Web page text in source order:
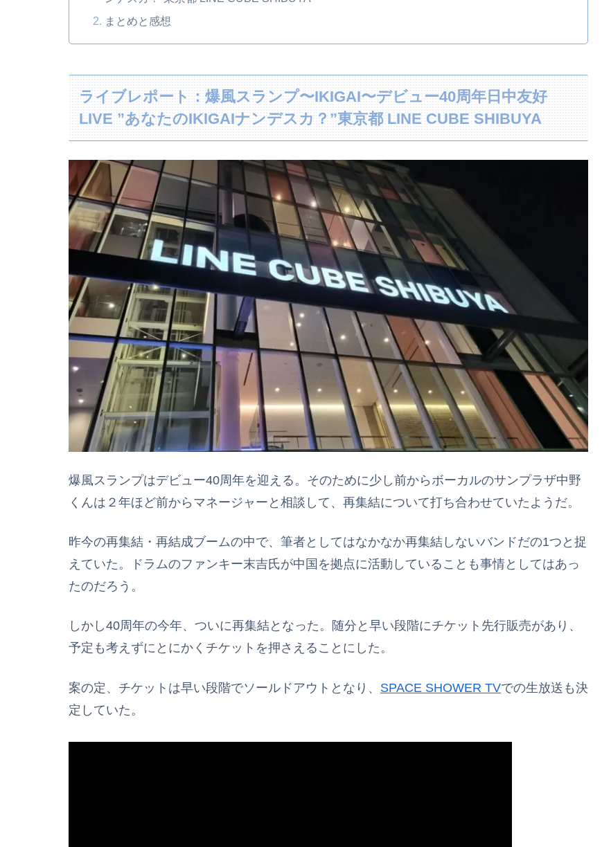
まとめと感想
ライブレポート：爆風スランプ〜IKIGAI〜デビュー40周年日中友好
LIVE ”あなたのIKIGAIナンデスカ？”東京都 LINE CUBE SHIBUYA
爆風スランプはデビュー40周年を迎える。そのために少し前からボーカルのサンプラザ中野
くんは２年ほど前からマネージャーと相談して、再集結について打ち合わせていたようだ。
昨今の再集結・再結成ブームの中で、筆者としてはなかなか再集結しないバンドだの1つと捉
えていた。ドラムのファンキー末吉氏が中国を拠点に活動していることも事情としてはあっ
たのだろう。
しかし40周年の今年、ついに再集結となった。随分と早い段階にチケット先行販売があり、
予定も考えずにとにかくチケットを押さえることにした。
案の定、チケットは早い段階でソールドアウトとなり、 SPACE SHOWER TVでの生放送も決
定していた。